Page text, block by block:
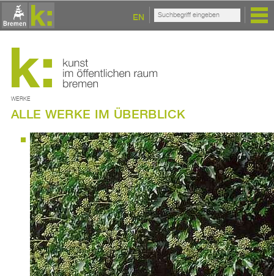
EN
WERKE
ALLE WERKE IM ÜBERBLICK